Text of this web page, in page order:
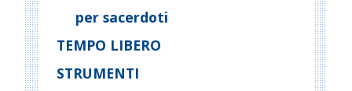
per sacerdoti
TEMPO LIBERO
STRUMENTI